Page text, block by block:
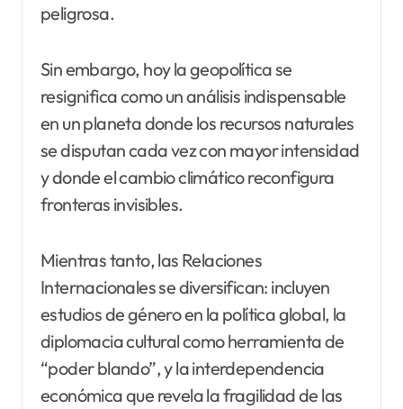
peligrosa.
Sin embargo, hoy la geopolítica se
resignifica como un análisis indispensable
en un planeta donde los recursos naturales
se disputan cada vez con mayor intensidad
y donde el cambio climático reconfigura
fronteras invisibles.
Mientras tanto, las Relaciones
Internacionales se diversifican: incluyen
estudios de género en la política global, la
diplomacia cultural como herramienta de
“poder blando”, y la interdependencia
económica que revela la fragilidad de las